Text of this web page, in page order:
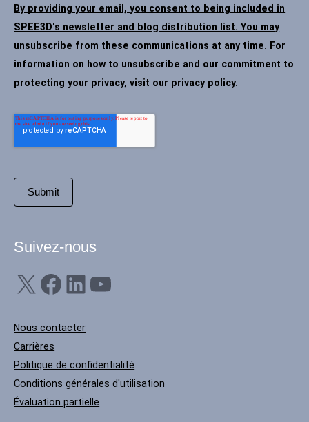
By providing your email, you consent to being included in
SPEE3D's newsletter and blog distribution list. You may
unsubscribe from these communications at any time. For
information on how to unsubscribe and our commitment to
protecting your privacy, visit our privacy policy.
Suivez-nous
X Facebook LinkedIn YouTube
Nous contacter
Carrières
Politique de confidentialité
Conditions générales d'utilisation
Évaluation partielle